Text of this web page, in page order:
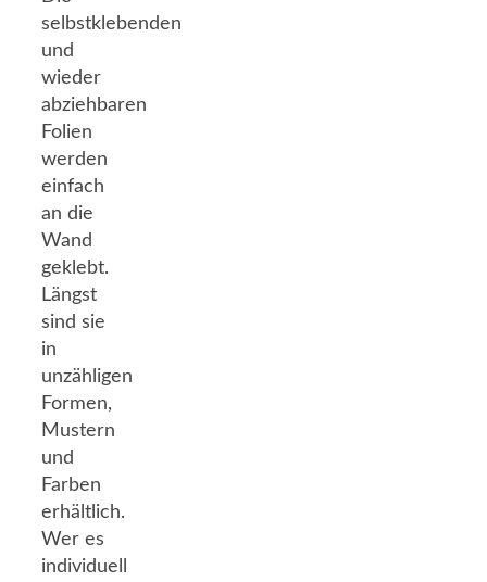
selbstklebenden
und
wieder
abziehbaren
Folien
werden
einfach
an die
Wand
geklebt.
Längst
sind sie
in
unzähligen
Formen,
Mustern
und
Farben
erhältlich.
Wer es
individuell